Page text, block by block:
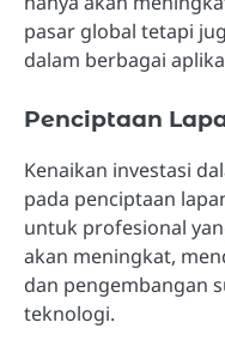
pasar global tetapi
dalam berbagai
Penciptaan
Kenaikan investasi
pada penciptaan
untuk profesional
akan meningkat,
dan pengembangan
teknologi.